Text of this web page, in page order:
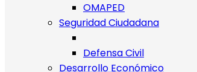
OMAPED
Seguridad Ciudadana
Defensa Civil
Desarrollo Económico